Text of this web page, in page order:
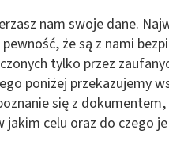
nam swoje dane.
że są z nami
tylko przez
poniżej przekazujemy
się z
jakim celu oraz do czego